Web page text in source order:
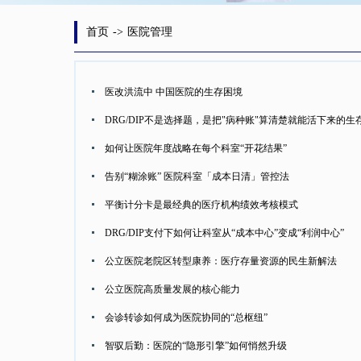
首页 -> 医院管理
医改洪流中 中国医院的生存困境
DRG/DIP不是选择题，是把"病种账"算清楚就能活下来的生
如何让医院年度战略在每个科室“开花结果”
告别“糊涂账” 医院科室「成本日清」管控法
平衡计分卡是最经典的医疗机构绩效考核模式
DRG/DIP支付下如何让科室从“成本中心”变成“利润中心”
公立医院老院区转型康养：医疗存量资源的民生新解法
公立医院高质量发展的核心能力
会诊转诊如何成为医院协同的“总枢纽”
智驭后勤：医院的“隐形引擎”如何悄然升级